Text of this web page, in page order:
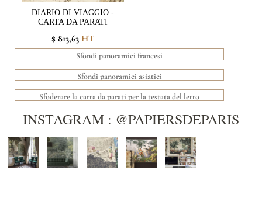
DIARIO DI VIAGGIO -
CARTA DA PARATI
$ 813,63 HT
Sfondi panoramici francesi
Sfondi panoramici asiatici
Sfoderare la carta da parati per la testata del letto
INSTAGRAM : @PAPIERSDEPARIS